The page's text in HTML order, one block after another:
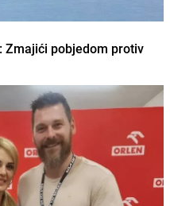
Zmajići pobjedom protiv